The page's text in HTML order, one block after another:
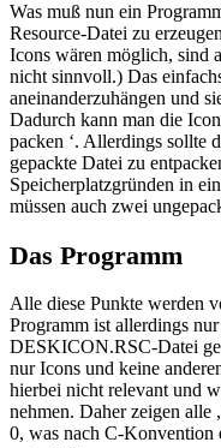
Was muß nun ein
Resource-Datei zu
Icons wären möglich, sind
nicht sinnvoll.) Das
aneinanderzuhängen und
Dadurch kann man die
packen ‘. Allerdings sollte
gepackte Datei zu
Speicherplatzgründen in
müssen auch zwei
Das Programm
Alle diese Punkte werden
Programm ist allerdings
DESKICON.RSC-Datei
nur Icons und keine
hierbei nicht relevant und
nehmen. Daher zeigen alle
0, was nach C-